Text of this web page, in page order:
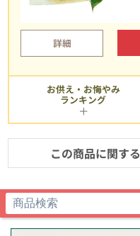
詳細
お供え・お悔やみ
ランキング
この商品に関す